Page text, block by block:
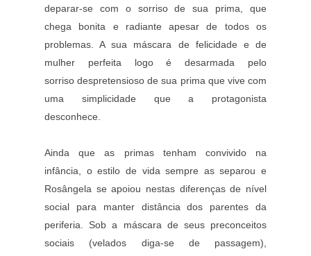
deparar-se com o sorriso de sua prima, que
chega bonita e radiante apesar de todos os
problemas. A sua máscara de felicidade e de
mulher perfeita logo é desarmada pelo
sorriso despretensioso de sua prima que vive com
uma simplicidade que a protagonista
desconhece.
Ainda que as primas tenham convivido na
infância, o estilo de vida sempre as separou e
Rosângela se apoiou nestas diferenças de nível
social para manter distância dos parentes da
periferia. Sob a máscara de seus preconceitos
sociais (velados diga-se de passagem),